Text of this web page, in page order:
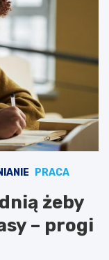
PRACA
żeby
– progi